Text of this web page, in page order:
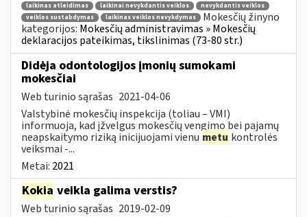
laikinas atleidimas
laikinai nevykdantis veiklos
nevykdantis veiklos
veiklos sustabdymas
laikinas veiklos nevykdymas
Mokesčių žinyno
kategorijos: Mokesčių administravimas » Mokesčių
deklaracijos pateikimas, tikslinimas (73-80 str.)
Didėja odontologijos įmonių sumokami
mokesčiai
Web turinio sąrašas 2021-04-06
Valstybinė mokesčių inspekcija (toliau – VMI)
informuoja, kad įžvelgus mokesčių vengimo bei pajamų
neapskaitymo riziką inicijuojami vienu metu kontrolės
veiksmai -...
Metai: 2021
Kokia veikla galima verstis?
Web turinio sąrašas 2019-02-09